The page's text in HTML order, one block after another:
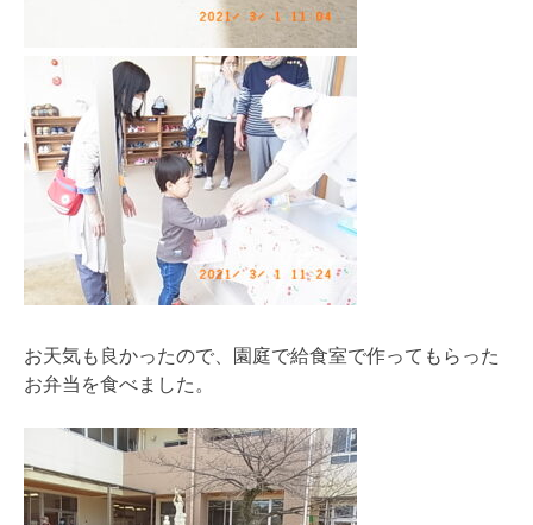
お天気も良かったので、園庭で給食室で作ってもらった
お弁当を食べました。